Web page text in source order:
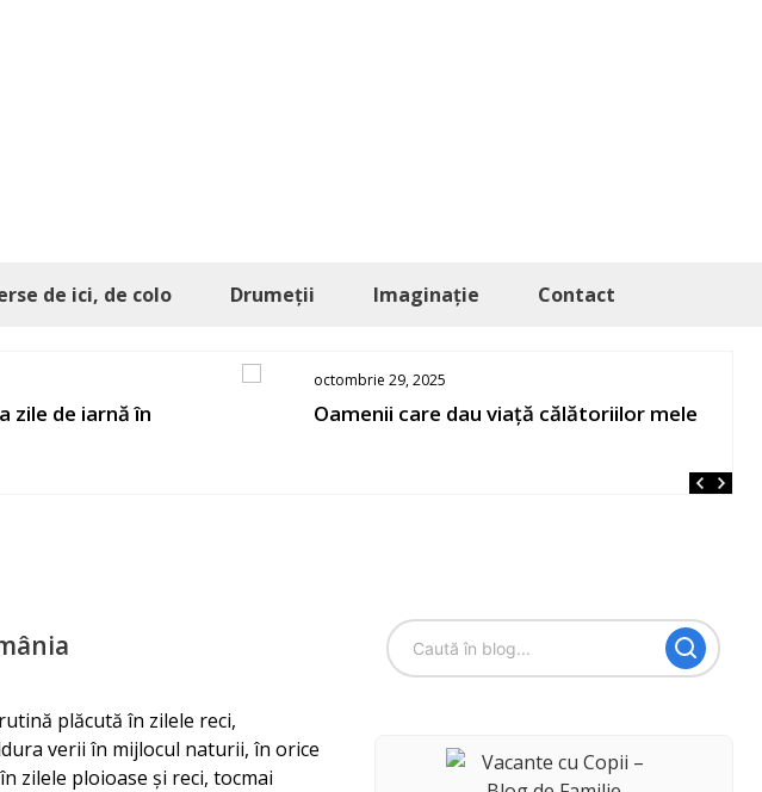
de ici, de colo Drumeții Imaginație Contact
zile de iarnă în
octombrie 29, 2025
Oamenii care dau viață călătoriilor mele
plăcută în zilele reci,
verii în mijlocul naturii, în orice
zilele ploioase și reci, tocmai